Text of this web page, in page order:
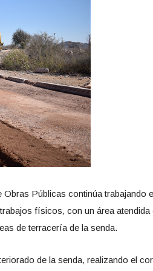
Públicas continúa trabajando
físicos, con un área
de terracería de la senda.
de la senda, realizando el